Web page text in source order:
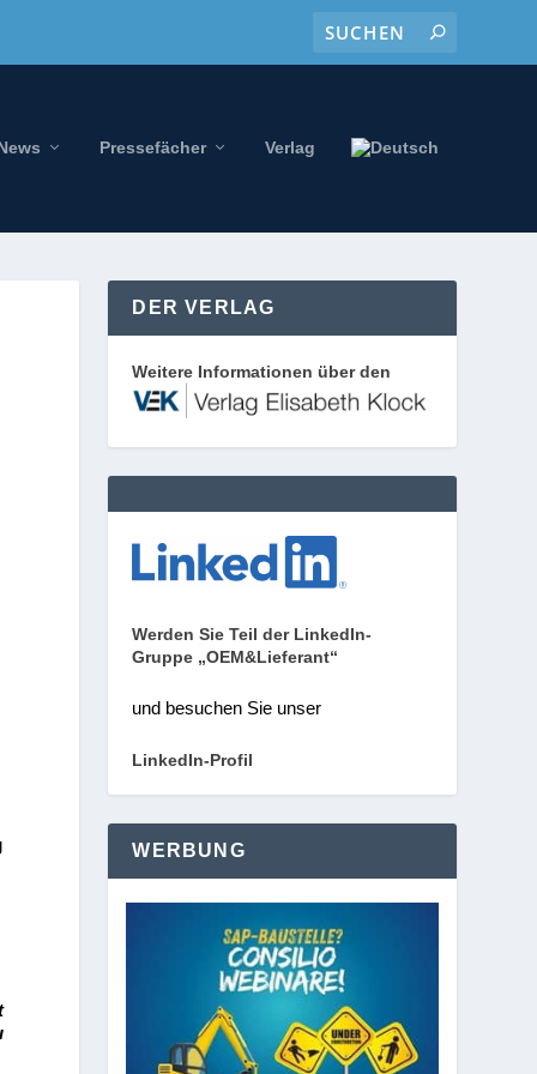
Pressefächer Verlag
DER VERLAG
Weitere Informationen über den
Werden Sie Teil der LinkedIn-
Gruppe „OEM&Lieferant“
und besuchen Sie unser
LinkedIn-Profil
WERBUNG